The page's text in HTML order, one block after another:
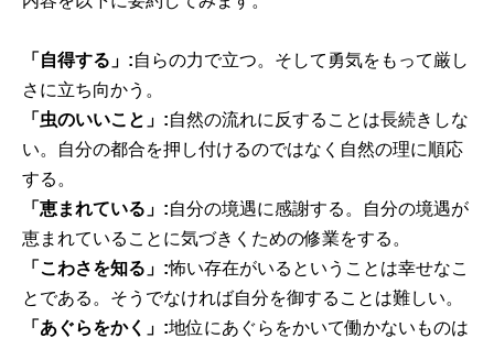
「自得する」:自らの力で立つ。そして勇気をもって厳し
さに立ち向かう。
「虫のいいこと」:自然の流れに反することは長続きしな
い。自分の都合を押し付けるのではなく自然の理に順応
する。
「恵まれている」:自分の境遇に感謝する。自分の境遇が
恵まれていることに気づきくための修業をする。
「こわさを知る」:怖い存在がいるということは幸せなこ
とである。そうでなければ自分を御することは難しい。
「あぐらをかく」:地位にあぐらをかいて働かないものは